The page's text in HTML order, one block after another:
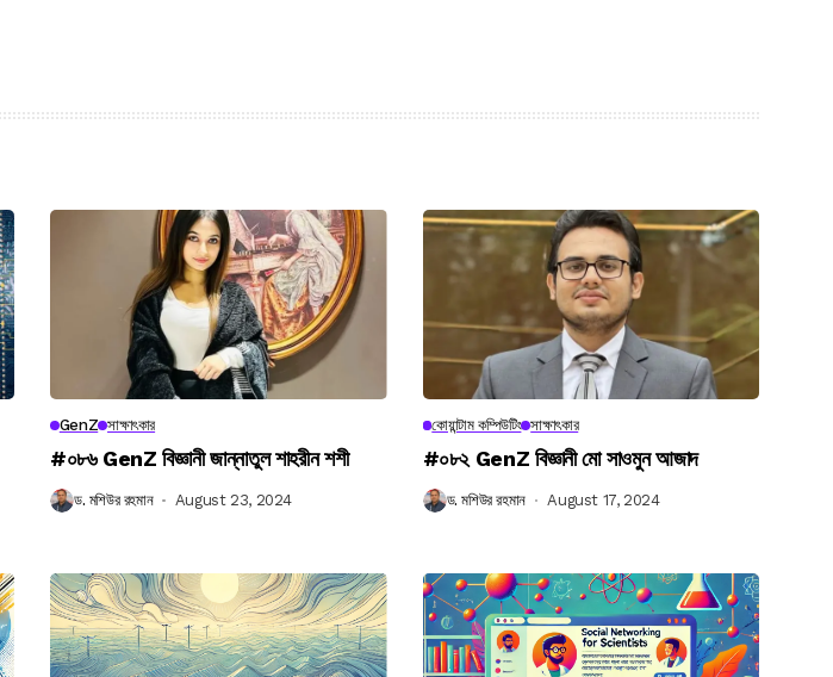
GenZ সাক্ষাৎকার
#০৮৬ GenZ বিজ্ঞানী জান্নাতুল শাহরীন শশী
ড. মশিউর রহমান August 23, 2024
কোয়ান্টাম কম্পিউটিং সাক্ষাৎকার
#০৮২ GenZ বিজ্ঞানী মো সাওমুন আজাদ
ড. মশিউর রহমান August 17, 2024